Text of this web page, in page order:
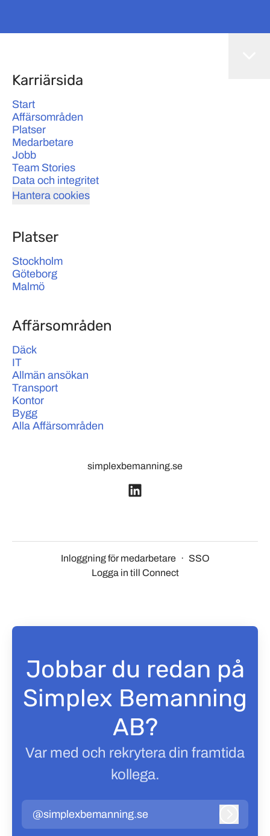
Karriärsida
Start
Affärsområden
Platser
Medarbetare
Jobb
Team Stories
Data och integritet
Hantera cookies
Platser
Stockholm
Göteborg
Malmö
Affärsområden
Däck
IT
Allmän ansökan
Transport
Kontor
Bygg
Alla Affärsområden
simplexbemanning.se
Inloggning för medarbetare · SSO
Logga in till Connect
Jobbar du redan på
Simplex Bemanning
AB?
Var med och rekrytera din framtida
kollega.
@simplexbemanning.se